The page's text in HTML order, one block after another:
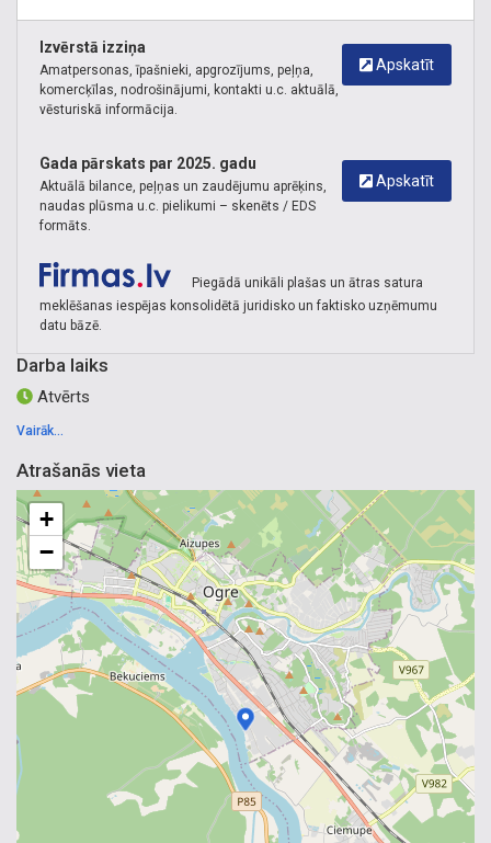
Apskatīt
Izvērstā izziņa
Amatpersonas, īpašnieki, apgrozījums, peļņa,
komercķīlas, nodrošinājumi, kontakti u.c. aktuālā,
vēsturiskā informācija.
Apskatīt
Gada pārskats par 2025. gadu
Aktuālā bilance, peļņas un zaudējumu aprēķins,
naudas plūsma u.c. pielikumi – skenēts / EDS
formāts.
Piegādā unikāli plašas un ātras satura
meklēšanas iespējas konsolidētā juridisko un faktisko uzņēmumu
datu bāzē.
Darba laiks
Atvērts
Vairāk...
Atrašanās vieta
+
−